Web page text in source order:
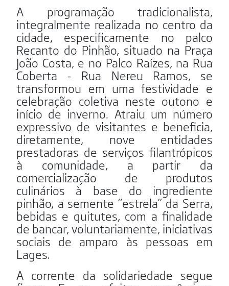
A programação tradicionalista,
integralmente realizada no centro da
cidade, especificamente no palco
Recanto do Pinhão, situado na Praça
João Costa, e no Palco Raízes, na Rua
Coberta - Rua Nereu Ramos, se
transformou em uma festividade e
celebração coletiva neste outono e
início de inverno. Atraiu um número
expressivo de visitantes e beneficia,
diretamente, nove entidades
prestadoras de serviços filantrópicos
à comunidade, a partir da
comercialização de produtos
culinários à base do ingrediente
pinhão, a semente “estrela” da Serra,
bebidas e quitutes, com a finalidade
de bancar, voluntariamente, iniciativas
sociais de amparo às pessoas em
Lages.
A corrente da solidariedade segue